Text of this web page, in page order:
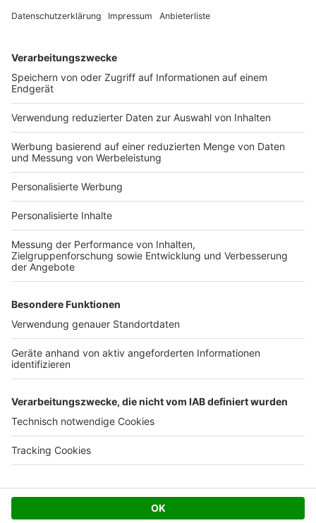
Services
Bauprojekt-Quiz
Häuser-Suche
Hausanbieter-Suche
Bauprojekt-Profil
Für Unternehmen
Ihre Baufirma auf bauen.de
Kostenloses Infogespräch